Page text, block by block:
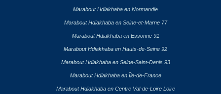
Marabout Hdiakhaba en Normandie
Marabout Hdiakhaba en Seine-et-Marne 77
Marabout Hdiakhaba en Essonne 91
Marabout Hdiakhaba en Hauts-de-Seine 92
Marabout Hdiakhaba en Seine-Saint-Denis 93
Marabout Hdiakhaba en Île-de-France
Marabout Hdiakhaba en Centre Val-de-Loire Loire